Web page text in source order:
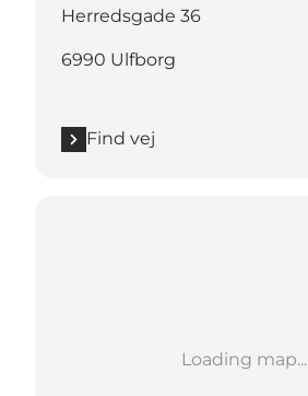
Herredsgade 36
6990 Ulfborg
Find vej
Loading map...